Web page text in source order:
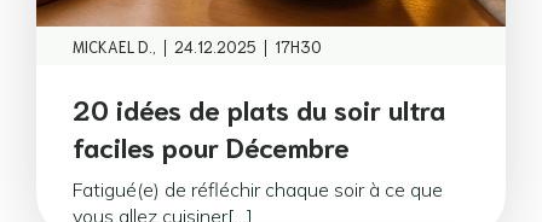
MICKAEL D., | 24.12.2025 | 17H30
20 idées de plats du soir ultra
faciles pour Décembre
Fatigué(e) de réfléchir chaque soir à ce que
vous allez cuisiner[…]